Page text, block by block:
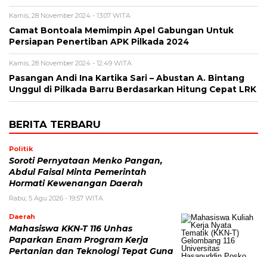
Kamis, 28 November 2024 - 13:07 WITA
Camat Bontoala Memimpin Apel Gabungan Untuk
Persiapan Penertiban APK Pilkada 2024
Kamis, 28 November 2024 - 12:49 WITA
Pasangan Andi Ina Kartika Sari – Abustan A. Bintang
Unggul di Pilkada Barru Berdasarkan Hitung Cepat LRK
BERITA TERBARU
Politik
Soroti Pernyataan Menko Pangan,
Abdul Faisal Minta Pemerintah
Hormati Kewenangan Daerah
Rabu, 5 Agu 2026 - 19:57 WITA
Daerah
Mahasiswa KKN-T 116 Unhas
Paparkan Enam Program Kerja
Pertanian dan Teknologi Tepat Guna